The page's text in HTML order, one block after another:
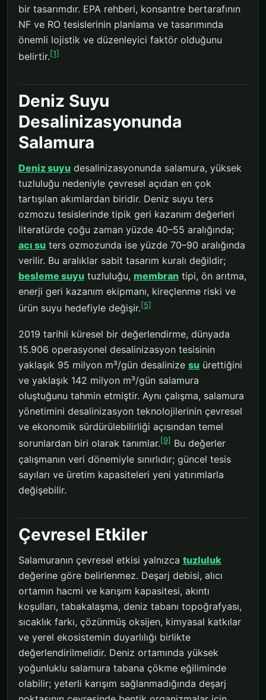
bir tasarımdır. EPA rehberi, konsantre bertarafının
NF ve RO tesislerinin planlama ve tasarımında
önemli lojistik ve düzenleyici faktör olduğunu
belirtir.[1]
Deniz Suyu
Desalinizasyonunda
Salamura
Deniz suyu desalinizasyonunda salamura, yüksek
tuzluluğu nedeniyle çevresel açıdan en çok
tartışılan akımlardan biridir. Deniz suyu ters
ozmozu tesislerinde tipik geri kazanım değerleri
literatürde çoğu zaman yüzde 40–55 aralığında;
acı su ters ozmozunda ise yüzde 70–90 aralığında
verilir. Bu aralıklar sabit tasarım kuralı değildir;
besleme suyu tuzluluğu, membran tipi, ön arıtma,
enerji geri kazanım ekipmanı, kireçlenme riski ve
ürün suyu hedefiyle değişir.[5]
2019 tarihli küresel bir değerlendirme, dünyada
15.906 operasyonel desalinizasyon tesisinin
yaklaşık 95 milyon m³/gün desalinize su ürettiğini
ve yaklaşık 142 milyon m³/gün salamura
oluştuğunu tahmin etmiştir. Aynı çalışma, salamura
yönetimini desalinizasyon teknolojilerinin çevresel
ve ekonomik sürdürülebilirliği açısından temel
sorunlardan biri olarak tanımlar.[9] Bu değerler
çalışmanın veri dönemiyle sınırlıdır; güncel tesis
sayıları ve üretim kapasiteleri yeni yatırımlarla
değişebilir.
Çevresel Etkiler
Salamuranın çevresel etkisi yalnızca tuzluluk
değerine göre belirlenmez. Deşarj debisi, alıcı
ortamın hacmi ve karışım kapasitesi, akıntı
koşulları, tabakalaşma, deniz tabanı topoğrafyası,
sıcaklık farkı, çözünmüş oksijen, kimyasal katkılar
ve yerel ekosistemin duyarlılığı birlikte
değerlendirilmelidir. Deniz ortamında yüksek
yoğunluklu salamura tabana çökme eğiliminde
olabilir; yeterli karışım sağlanmadığında deşarj